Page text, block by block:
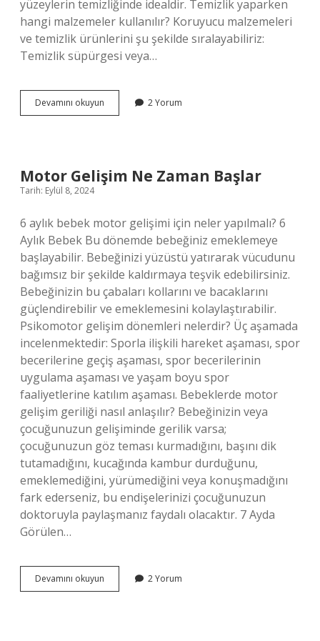
yüzeylerin temizliğinde idealdir. Temizlik yaparken
hangi malzemeler kullanılır? Koruyucu malzemeleri
ve temizlik ürünlerini şu şekilde sıralayabiliriz:
Temizlik süpürgesi veya…
Devamını okuyun Temizlik
Yaparken
2 Yorum
Motor Gelişim Ne Zaman Başlar
Tarih: Eylül 8, 2024
6 aylık bebek motor gelişimi için neler yapılmalı? 6
Aylık Bebek Bu dönemde bebeğiniz emeklemeye
başlayabilir. Bebeğinizi yüzüstü yatırarak vücudunu
bağımsız bir şekilde kaldırmaya teşvik edebilirsiniz.
Bebeğinizin bu çabaları kollarını ve bacaklarını
güçlendirebilir ve emeklemesini kolaylaştırabilir.
Psikomotor gelişim dönemleri nelerdir? Üç aşamada
incelenmektedir: Sporla ilişkili hareket aşaması, spor
becerilerine geçiş aşaması, spor becerilerinin
uygulama aşaması ve yaşam boyu spor
faaliyetlerine katılım aşaması. Bebeklerde motor
gelişim geriliği nasıl anlaşılır? Bebeğinizin veya
çocuğunuzun gelişiminde gerilik varsa;
çocuğunuzun göz teması kurmadığını, başını dik
tutamadığını, kucağında kambur durduğunu,
emeklemediğini, yürümediğini veya konuşmadığını
fark ederseniz, bu endişelerinizi çocuğunuzun
doktoruyla paylaşmanız faydalı olacaktır. 7 Ayda
Görülen…
Devamını okuyun
Gelişim
2 Yorum